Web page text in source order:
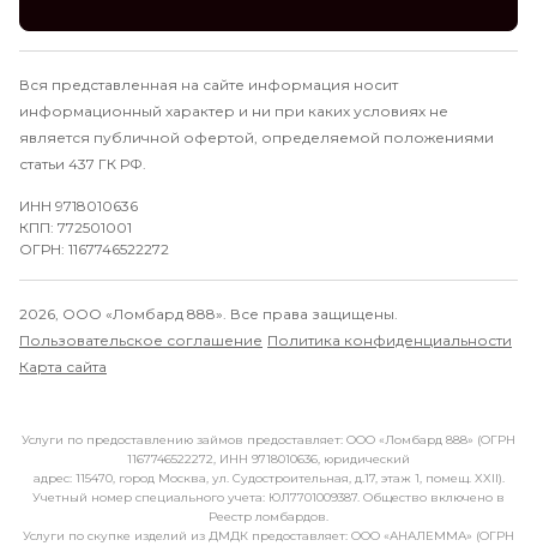
Вся представленная на сайте информация носит
информационный характер и ни при каких условиях не
является публичной офертой, определяемой положениями
статьи 437 ГК РФ.
ИНН 9718010636
КПП: 772501001
ОГРН: 1167746522272
2026, ООО «Ломбард 888». Все права защищены.
Пользовательское соглашение Политика конфиденциальности
Карта сайта
Услуги по предоставлению займов предоставляет: ООО «Ломбард 888» (ОГРН
1167746522272, ИНН 9718010636, юридический
адрес: 115470, город Москва, ул. Судостроительная, д.17, этаж 1, помещ. XXII).
Учетный номер специального учета: ЮЛ7701009387. Общество включено в
Реестр ломбардов.
Услуги по скупке изделий из ДМДК предоставляет: ООО «АНАЛЕММА» (ОГРН